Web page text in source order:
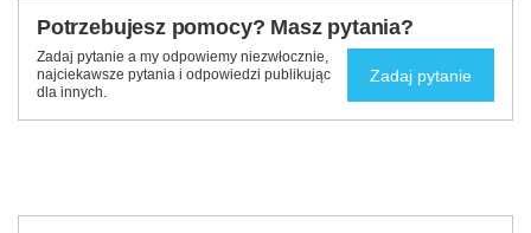
Potrzebujesz pomocy? Masz pytania?
Zadaj pytanie a my odpowiemy niezwłocznie,
najciekawsze pytania i odpowiedzi publikując
dla innych.
Zadaj pytanie